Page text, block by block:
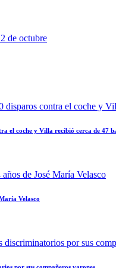
el coche y Villa recibió cerca de 47
Velasco